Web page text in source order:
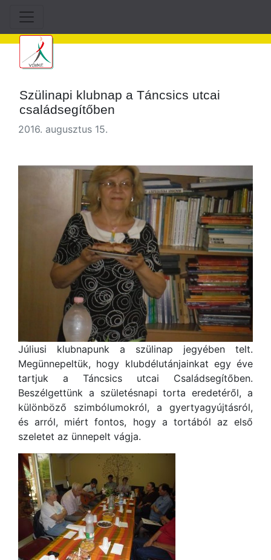
Szülinapi klubnap a Táncsics utcai
családsegítőben
2016. augusztus 15.
Júliusi klubnapunk a szülinap jegyében telt.
Megünnepeltük, hogy klubdélutánjainkat egy éve
tartjuk a Táncsics utcai Családsegítőben.
Beszélgettünk a születésnapi torta eredetéről, a
különböző szimbólumokról, a gyertyagyújtásról,
és arról, miért fontos, hogy a tortából az első
szeletet az ünnepelt vágja.